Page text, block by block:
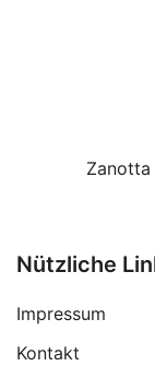
Nützliche
Impressum
Kontakt